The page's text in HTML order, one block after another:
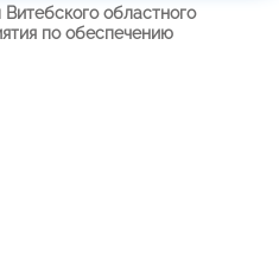
областного
по обеспечению